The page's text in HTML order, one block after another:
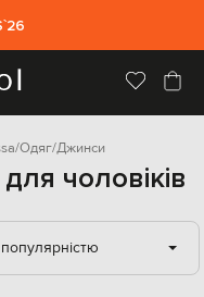
Одяг Джинси
чоловіків